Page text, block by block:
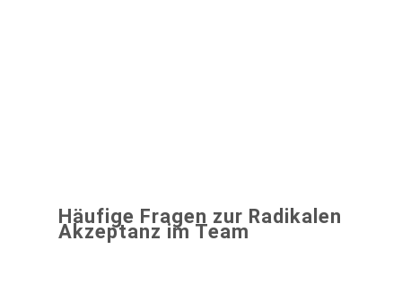
Häufige Fragen zur Radikalen
Akzeptanz im Team